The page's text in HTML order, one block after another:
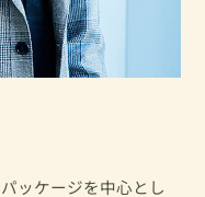
ッケージを中心とし